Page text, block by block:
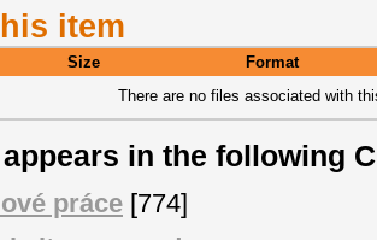
item
Size
Format
There are no files associated with
in the following
práce [774]